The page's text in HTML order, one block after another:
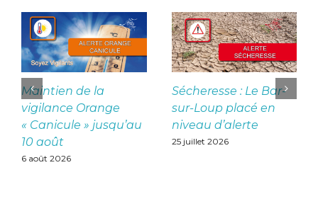
Maintien de la
vigilance Orange
« Canicule » jusqu’au
10 août
6 août 2026
Sécheresse : Le Bar-
sur-Loup placé en
niveau d’alerte
25 juillet 2026